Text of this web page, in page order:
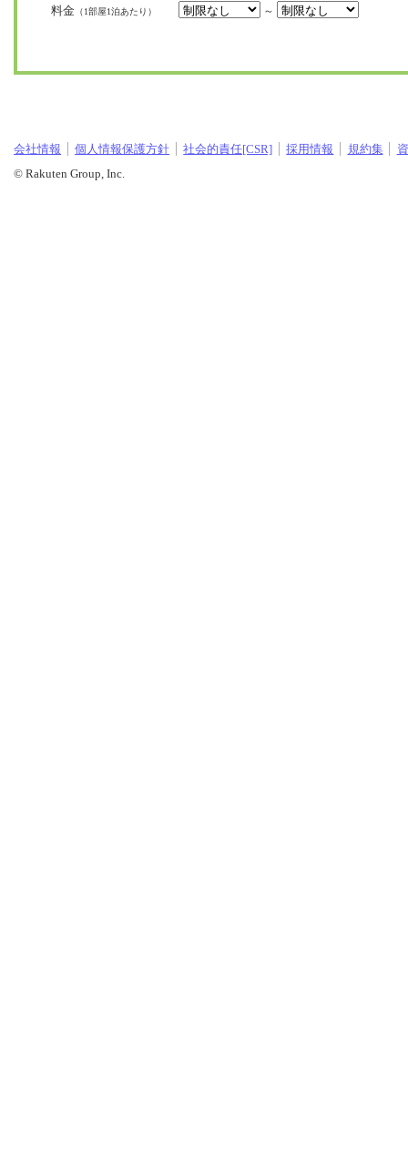
料金 （1部屋1泊あたり） ～
会社情報 個人情報保護方針 社会的責任[CSR] 採用情報 規約集
© Rakuten Group, Inc.